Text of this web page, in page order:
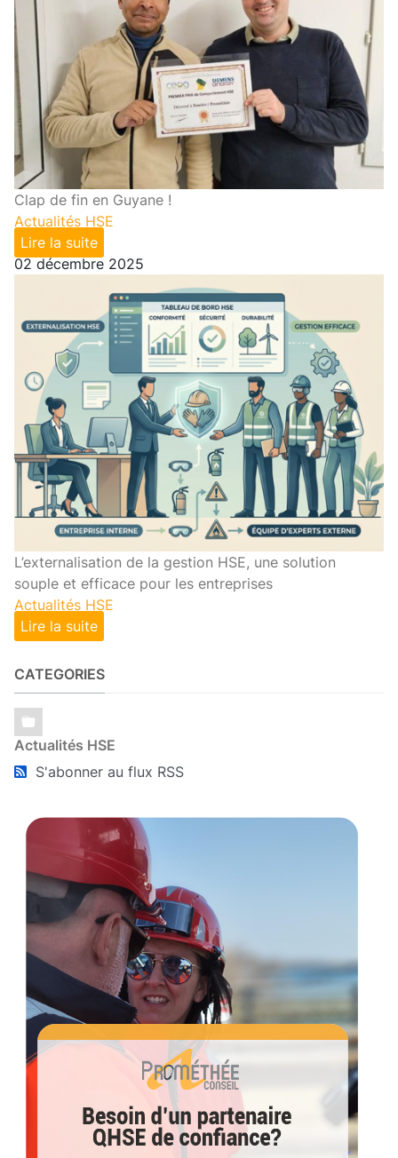
Clap de fin en Guyane !
Actualités HSE
Lire la suite
02 décembre 2025
L’externalisation de la gestion HSE, une solution
souple et efficace pour les entreprises
Actualités HSE
Lire la suite
CATEGORIES
Actualités HSE
S'abonner au flux RSS